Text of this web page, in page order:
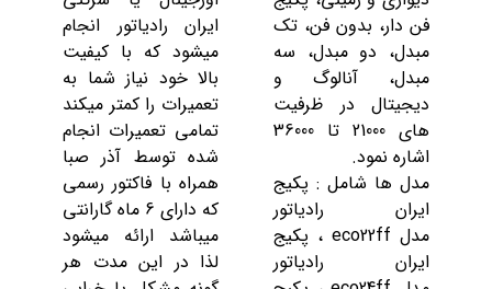
فن دار، بدون فن، تک
مبدل، دو مبدل، سه
مبدل، آنالوگ و
دیجیتال در ظرفیت
های 21000 تا 36000
اشاره نمود.
مدل ها شامل : پکیج
ایران رادیاتور
مدل eco22ff ، پکیج
ایران رادیاتور
ایران رادیاتور انجام
میشود که با کیفیت
بالا خود نیاز شما به
تعمیرات را کمتر میکند
تمامی تعمیرات انجام
شده توسط آذر صبا
همراه با فاکتور رسمی
که دارای 6 ماه گارانتی
میباشد ارائه میشود
لذا در این مدت هر